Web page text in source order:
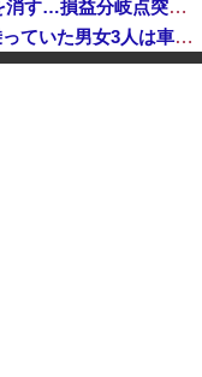
K-POPアイドルの約半数が3年後には姿を消す…損益分岐点突破は4％未満
【鹿児島】 突然右折し路面電車と衝突 乗っていた男女3人は車を放置しダッシュで逃走中
部で9月末に